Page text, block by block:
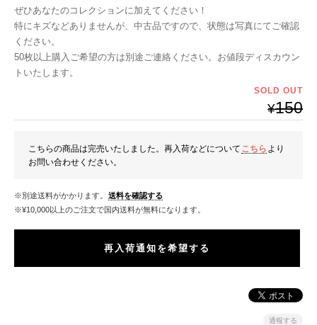
ぜひあなたのコレクションに加えてください！
特にキズなどありませんが、中古品ですので、状態は写真にてご確認
ください。
50枚以上購入ご希望の方は別途ご連絡ください。お値段ディスカウン
トいたします。
SOLD OUT
¥150
こちらの商品は完売いたしました。再入荷などについて こちら より
お問い合わせください。
※別途送料がかかります。 送料を確認する
※¥10,000以上のご注文で国内送料が無料になります。
再入荷通知を希望する
通報する